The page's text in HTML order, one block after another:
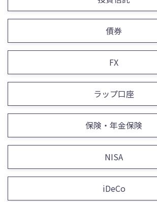
債券
FX
ラップ口座
保険・年金保険
NISA
iDeCo